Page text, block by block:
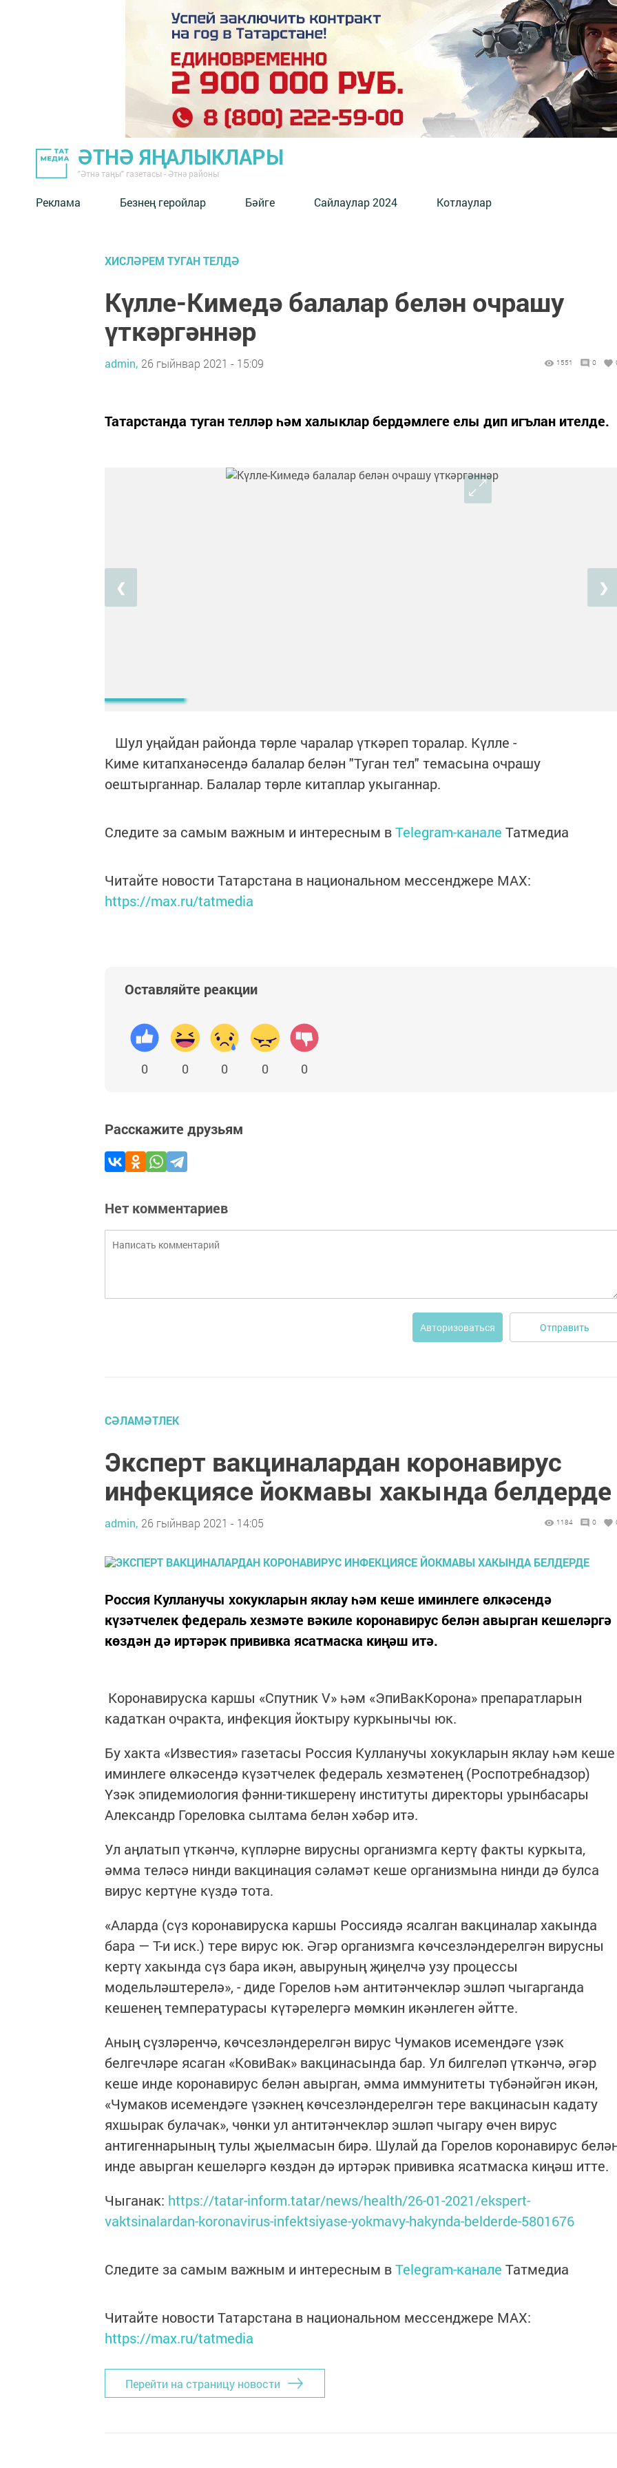
ӘТНӘ ЯҢАЛЫКЛАРЫ
"Әтнә таңы" газетасы - Әтнә районы
Реклама Безнең геройлар Бәйге Сайлаулар 2024 Котлаулар
ХИСЛӘРЕМ ТУГАН ТЕЛДӘ
Күлле-Кимедә балалар белән очрашу
үткәргәннәр
admin, 26 гыйнвар 2021 - 15:09 1551 0
Татарстанда туган телләр һәм халыклар бердәмлеге елы дип игълан ителде.
❮ ❯
Шул уңайдан районда төрле чаралар үткәреп торалар. Күлле -
Киме китапханәсендә балалар белән "Туган тел" темасына очрашу
оештырганнар. Балалар төрле китаплар укыганнар.
Следите за самым важным и интересным вTelegram-канале Татмедиа
Читайте новости Татарстана в национальном мессенджере MАХ:
https://max.ru/tatmedia
Оставляйте реакции
0 0 0 0 0
Расскажите друзьям
Нет комментариев
Авторизоваться Отправить
СӘЛАМӘТЛЕК
Эксперт вакциналардан коронавирус
инфекциясе йокмавы хакында белдерде
admin, 26 гыйнвар 2021 - 14:05 1184 0
Россия Кулланучы хокукларын яклау һәм кеше иминлеге өлкәсендә
күзәтчелек федераль хезмәте вәкиле коронавирус белән авырган кешеләргә
көздән дә иртәрәк прививка ясатмаска киңәш итә.
Коронавируска каршы «Спутник V» һәм «ЭпиВакКорона» препаратларын
кадаткан очракта, инфекция йоктыру куркынычы юк.
Бу хакта «Известия» газетасы Россия Кулланучы хокукларын яклау һәм кеше
иминлеге өлкәсендә күзәтчелек федераль хезмәтенең (Роспотребнадзор)
Үзәк эпидемиология фәнни-тикшеренү институты директоры урынбасары
Александр Гореловка сылтама белән хәбәр итә.
Ул аңлатып үткәнчә, күпләрне вирусны организмга кертү факты куркыта,
әмма теләсә нинди вакцинация сәламәт кеше организмына нинди дә булса
вирус кертүне күздә тота.
«Аларда (сүз коронавируска каршы Россиядә ясалган вакциналар хакында
бара — Т-и иск.) тере вирус юк. Әгәр организмга көчсезләндерелгән вирусны
кертү хакында сүз бара икән, авыруның җиңелчә узу процессы
модельләштерелә», - диде Горелов һәм антитәнчекләр эшләп чыгарганда
кешенең температурасы күтәрелергә мөмкин икәнлеген әйтте.
Аның сүзләренчә, көчсезләндерелгән вирус Чумаков исемендәге үзәк
белгечләре ясаган «КовиВак» вакцинасында бар. Ул билгеләп үткәнчә, әгәр
кеше инде коронавирус белән авырган, әмма иммунитеты түбәнәйгән икән,
«Чумаков исемендәге үзәкнең көчсезләндерелгән тере вакцинасын кадату
яхшырак булачак», чөнки ул антитәнчекләр эшләп чыгару өчен вирус
антигеннарының тулы җыелмасын бирә. Шулай да Горелов коронавирус
инде авырган кешеләргә көздән дә иртәрәк прививка ясатмаска киңәш итте.
Чыганак: https://tatar-inform.tatar/news/health/26-01-2021/ekspert-
vaktsinalardan-koronavirus-infektsiyase-yokmavy-hakynda-belderde-5801676
Следите за самым важным и интересным вTelegram-канале Татмедиа
Читайте новости Татарстана в национальном мессенджере MАХ:
https://max.ru/tatmedia
Перейти на страницу новости